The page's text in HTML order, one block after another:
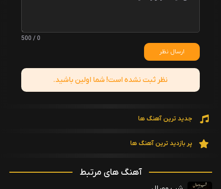
0 / 500
ارسال نظر
نظر ثبت نشده است! شما اولین باشید.
جدید ترین آهنگ ها
پر بازدید ترین آهنگ ها
آهنگ های مرتبط